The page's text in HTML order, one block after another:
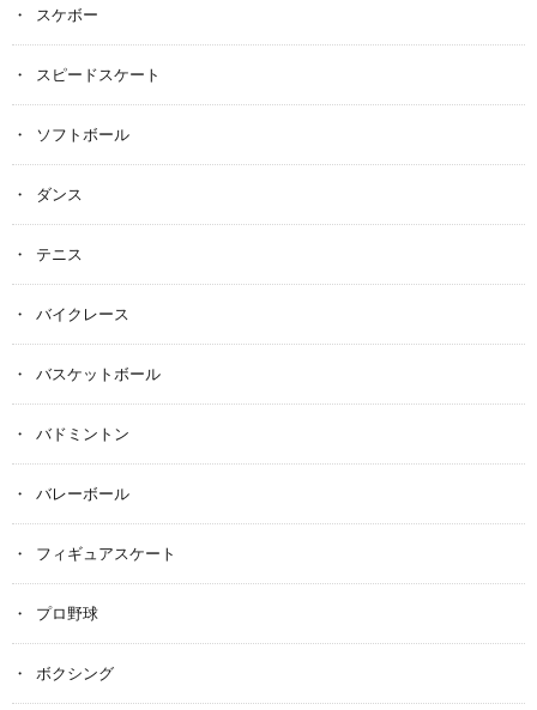
スケボー
スピードスケート
ソフトボール
ダンス
テニス
バイクレース
バスケットボール
バドミントン
バレーボール
フィギュアスケート
プロ野球
ボクシング